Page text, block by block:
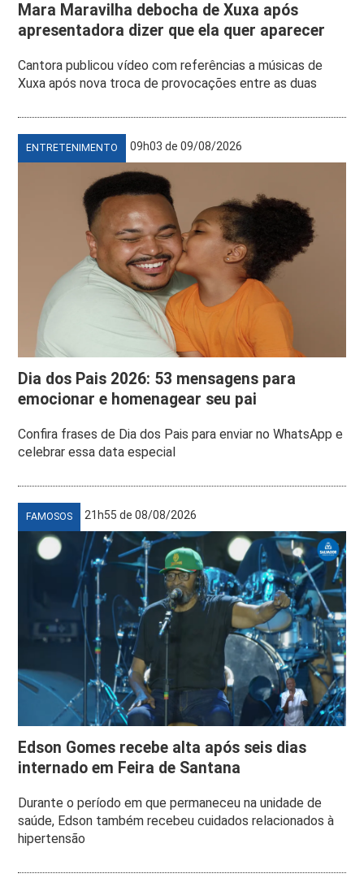
Mara Maravilha debocha de Xuxa após
apresentadora dizer que ela quer aparecer
Cantora publicou vídeo com referências a músicas de
Xuxa após nova troca de provocações entre as duas
ENTRETENIMENTO 09h03 de 09/08/2026
Dia dos Pais 2026: 53 mensagens para
emocionar e homenagear seu pai
Confira frases de Dia dos Pais para enviar no WhatsApp e
celebrar essa data especial
FAMOSOS 21h55 de 08/08/2026
Edson Gomes recebe alta após seis dias
internado em Feira de Santana
Durante o período em que permaneceu na unidade de
saúde, Edson também recebeu cuidados relacionados à
hipertensão